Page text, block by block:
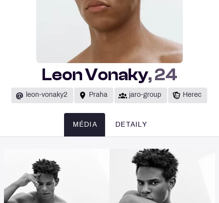
Leon Vonaky, 24
@ leon-vonaky2 Praha jaro-group Herec
MÉDIA DETAILY
Média